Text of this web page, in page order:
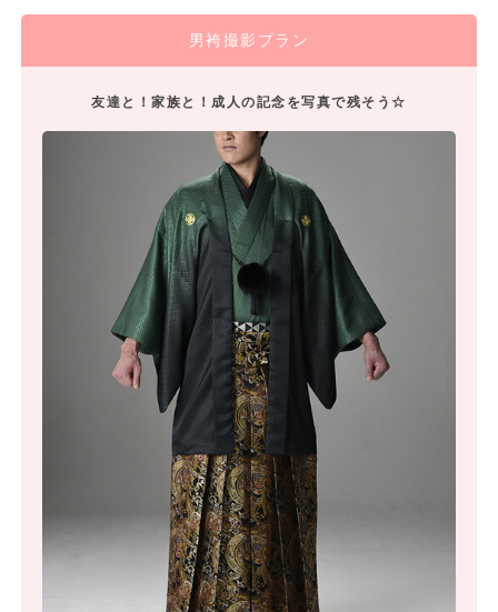
男袴撮影プラン
友達と！家族と！成人の記念を写真で残そう☆